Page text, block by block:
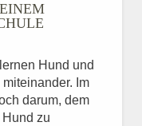
Hund und
Im
darum, dem
zu